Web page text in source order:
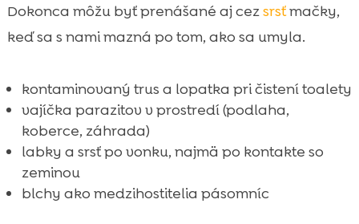
Dokonca môžu byť prenášané aj cezsrsťmačky,
keď sa s nami mazná po tom, ako sa umyla.
kontaminovaný trus a lopatka pri čistení toalety
vajíčka parazitov v prostredí (podlaha,
koberce, záhrada)
labky a srsť po vonku, najmä po kontakte so
zeminou
blchy ako medzihostitelia pásomníc